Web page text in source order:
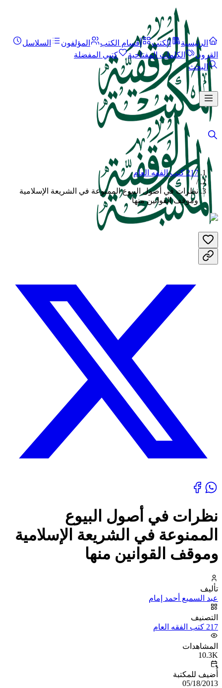
الرئيسية الكتب أقسام الكتب المؤلفون
السلاسل
القرون
الكلمات المفتاحية
كتبي المفضلة
البحث
217 كتب الفقه العام
/
نظرات في أصول البيوع الممنوعة في الشريعة الإسلامية
وموقف القوانين منها
نظرات في أصول البيوع
الممنوعة في الشريعة الإسلامية
وموقف القوانين منها
تأليف
عبد السميع أحمد إمام
التصنيف
217 كتب الفقه العام
المشاهدات
10.3K
أُضيف للمكتبة
05/18/2013